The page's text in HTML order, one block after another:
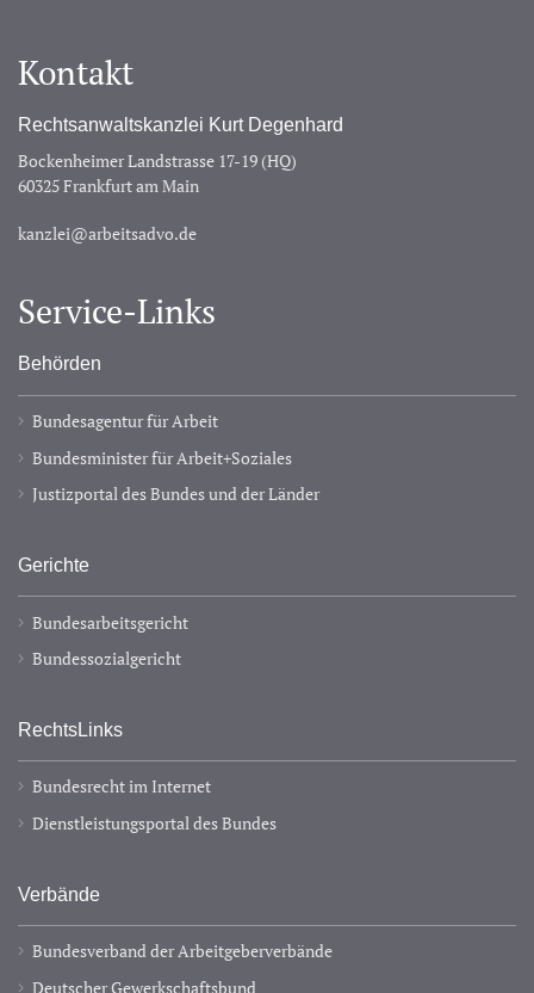
Kontakt
Rechtsanwaltskanzlei Kurt Degenhard
Bockenheimer Landstrasse 17-19 (HQ)
60325 Frankfurt am Main
kanzlei@arbeitsadvo.de
Service-Links
Behörden
Bundesagentur für Arbeit
Bundesminister für Arbeit+Soziales
Justizportal des Bundes und der Länder
Gerichte
Bundesarbeitsgericht
Bundessozialgericht
RechtsLinks
Bundesrecht im Internet
Dienstleistungsportal des Bundes
Verbände
Bundesverband der Arbeitgeberverbände
Deutscher Gewerkschaftsbund